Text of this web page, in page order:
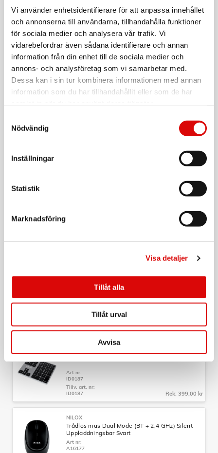
Vi använder enhetsidentifierare för att anpassa innehållet
och annonserna till användarna, tillhandahålla funktioner
för sociala medier och analysera vår trafik. Vi
vidarebefordrar även sådana identifierare och annan
information från din enhet till de sociala medier och
annons- och analysföretag som vi samarbetar med.
Dessa kan i sin tur kombinera informationen med annan
information som du har tillhandahållit eller som de har
Nödvändig
Inställningar
Statistik
Marknadsföring
Visa detaljer
Tillåt alla
Tillåt urval
Avvisa
Trådlös ergonomisk mus Vertikal 1200 DPI
Art nr:
A16180
NXMOEV02
Rek: 399,00 kr
NILOX
Musmatta XXL 80x30 cm Svart
Art nr:
Rek: 129,00 kr
Rek: 129,00 kr
UTFÖRSÄLJNING
TRUST
GXT 924 Ybar+ Gamingmus Svart
Art nr:
Tillv. art. nr:
24890
Rek: 599,00 kr
Trådlöst numeriskt tangentbord m piltangenter
Art nr:
ID0187
Tillv. art. nr:
ID0187
Rek: 399,00 kr
NILOX
Trådlös mus Dual Mode (BT + 2,4 GHz) Silent
Uppladdningsbar Svart
Art nr:
A16177